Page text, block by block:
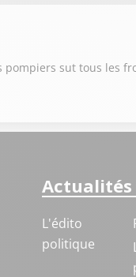
sut tous les
Actualités
L'édito
politique